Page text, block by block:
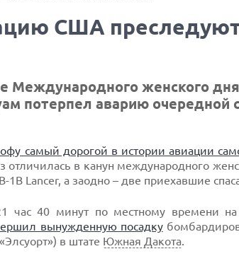
США
Международного женского
потерпел аварию очередной
самый дорогой в истории авиации
в канун международного
Lancer, а заодно – две приехавшие
час 40 минут по местному времени на
вынужденную посадку
в штате Южная Дакота.